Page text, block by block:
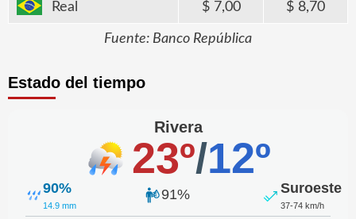
Real 7,00 8,70
Fuente: Banco República
Estado del tiempo
Rivera
23º/12º
90%
14.9 mm
91% Suroeste
37-74 km/h